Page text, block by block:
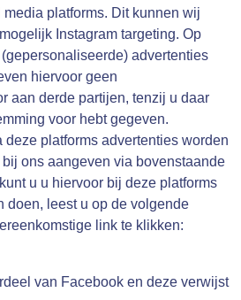
media platforms. Dit kunnen wij
Instagram targeting. Op
advertenties
hiervoor geen
aan derde partijen, tenzij u daar
voor hebt gegeven.
deze platforms advertenties worden
ons aangeven via bovenstaande
u u hiervoor bij deze platforms
doen, leest u op de volgende
link te klikken:
van Facebook en deze verwijst